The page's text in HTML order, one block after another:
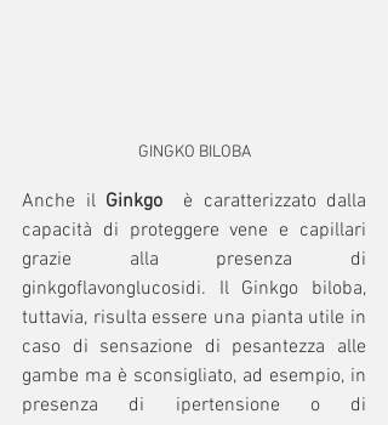
GINGKO BILOBA
Anche il Ginkgo
  è caratterizzato dalla
capacità di proteggere vene e capillari
grazie alla presenza di
ginkgoflavonglucosidi. Il Ginkgo biloba,
tuttavia, risulta essere una pianta utile in
caso di sensazione di pesantezza alle
gambe ma è sconsigliato, ad esempio, in
presenza di ipertensione o di